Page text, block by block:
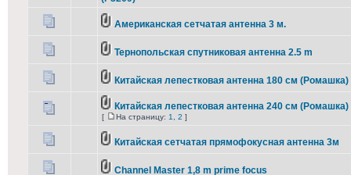
Американская сетчатая антенна 3 м.
Тернопольская спутниковая антенна 2.5 m
Китайская лепестковая антенна 180 см (Ромашка)
Китайская лепестковая антенна 240 см (Ромашка)
[ На страницу: 1 2 ]
Китайская сетчатая прямофокусная антенна 3м
Channel Master 1,8 m prime focus